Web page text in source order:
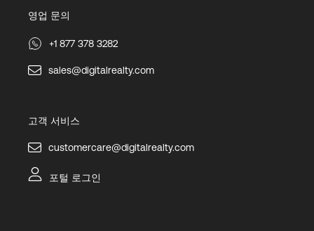
영업 문의
+1 877 378 3282
sales@digitalrealty.com
고객 서비스
customercare@digitalrealty.com
포털 로그인